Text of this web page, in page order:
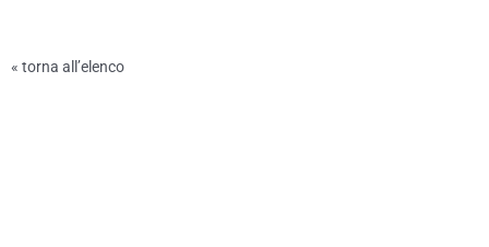
« torna all’elenco